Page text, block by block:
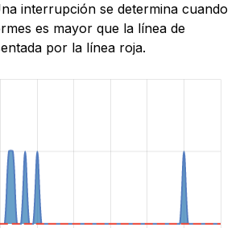
interrupción se determina cuando
es mayor que la línea de
por la línea roja.